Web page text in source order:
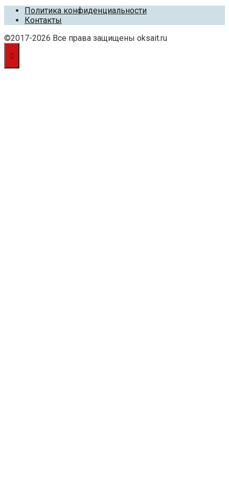
Политика конфиденциальности
Контакты
©2017-2026 Все права защищены oksait.ru